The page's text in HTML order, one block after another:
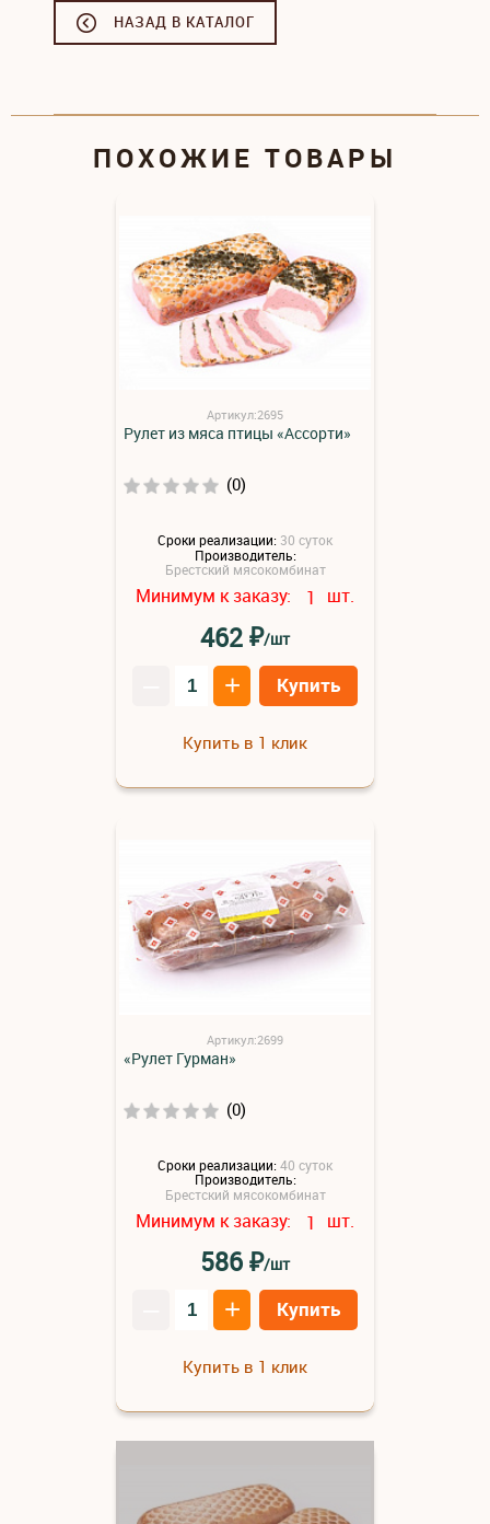
НАЗАД В КАТАЛОГ
ПОХОЖИЕ ТОВАРЫ
Артикул:2695
Рулет из мяса птицы «Ассорти»
(0)
Сроки реализации: 30 суток
Производитель:
Брестский мясокомбинат
Минимум к заказу: 1 шт.
462₽/шт
+ Купить
Купить в 1 клик
Артикул:2699
«Рулет Гурман»
(0)
Сроки реализации:40 суток
Производитель:
Брестский мясокомбинат
Минимум к заказу: 1 шт.
586₽/шт
+ Купить
Купить в 1 клик